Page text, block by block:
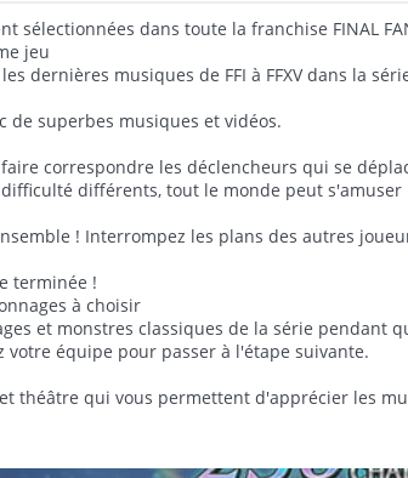
sélectionnées dans toute la franchise FINAL
jeu
dernières musiques de FFI à FFXV dans la
de superbes musiques et vidéos.
correspondre les déclencheurs qui se
différents, tout le monde peut
! Interrompez les plans des autres
terminée !
à choisir
et monstres classiques de la série pendant
équipe pour passer à l'étape suivante.
théâtre qui vous permettent d'apprécier les